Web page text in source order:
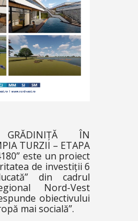
GRĂDINIȚĂ ÎN
TURZII – ETAPA
este un proiect
de investiții 6
din cadrul
Nord-Vest
obiectivului
mai socială”.